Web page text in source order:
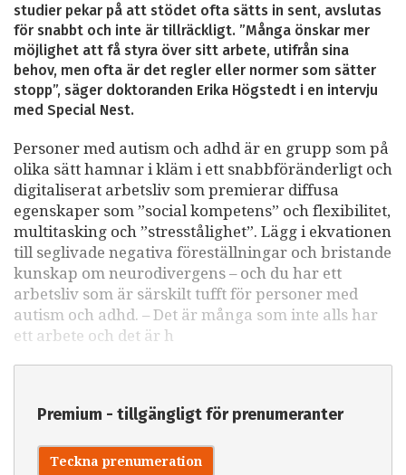
studier pekar på att stödet ofta sätts in sent, avslutas
för snabbt och inte är tillräckligt. ”Många önskar mer
möjlighet att få styra över sitt arbete, utifrån sina
behov, men ofta är det regler eller normer som sätter
stopp”, säger doktoranden Erika Högstedt i en intervju
med Special Nest.
Personer med autism och adhd är en grupp som på
olika sätt hamnar i kläm i ett snabbföränderligt och
digitaliserat arbetsliv som premierar diffusa
egenskaper som ”social kompetens” och flexibilitet,
multitasking och ”stresstålighet”. Lägg i ekvationen
till seglivade negativa föreställningar och bristande
kunskap om neurodivergens – och du har ett
arbetsliv som är särskilt tufft för personer med
autism och adhd. – Det är många som inte alls har
ett arbete och det är h
Premium - tillgängligt för prenumeranter
Teckna prenumeration